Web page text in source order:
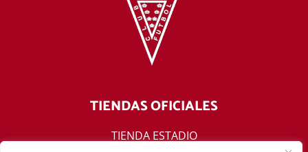
TIENDAS OFICIALES
TIENDA ESTADIO